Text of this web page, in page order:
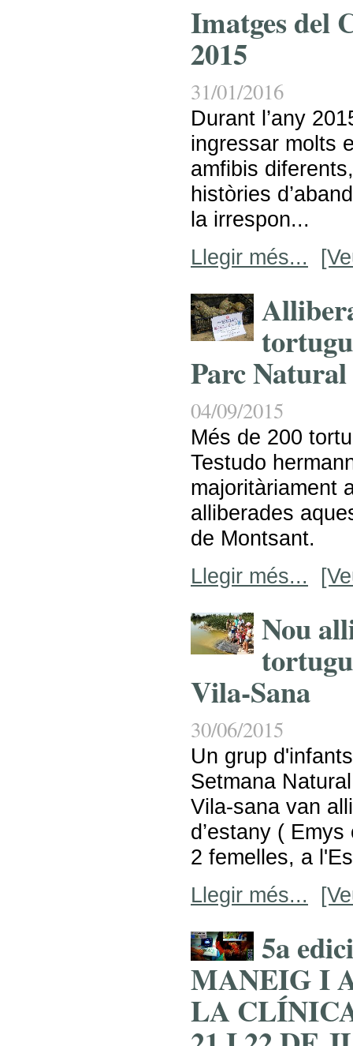
Imatges del
2015
31/01/2016
Durant l’any
ingressar molts
amfibis
històries
la irrespon...
Llegir més...
Parc
04/09/2015
Més de 200
Testudo
majoritàriament
alliberades
de Montsant.
Llegir més...
Nou
Vila-Sana
30/06/2015
Un grup
Setmana
Vila-sana van
d’estany (
2 femelles, a
Llegir més...
5a
MANEIG I
LA